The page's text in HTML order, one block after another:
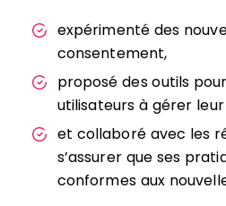
expérimenté des
consentement,
proposé des outils
utilisateurs à gérer
et collaboré avec les
s’assurer que ses
conformes aux